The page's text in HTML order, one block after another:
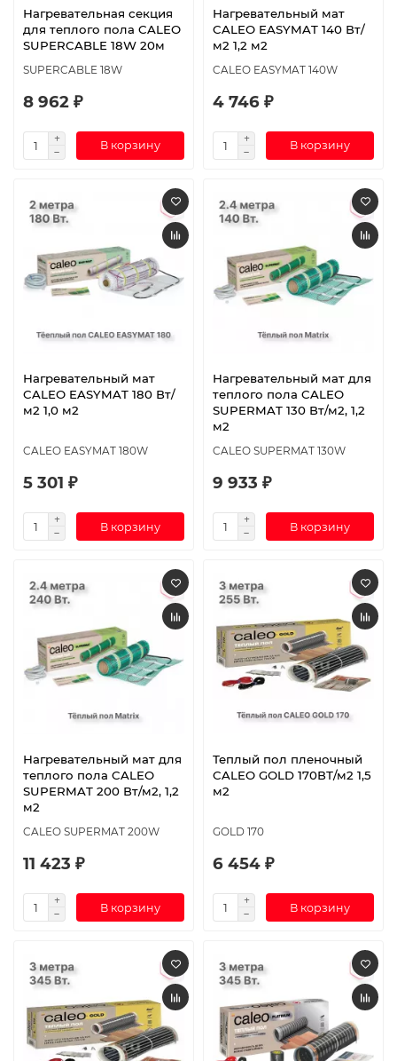
Нагревательная секция
для теплого пола CALEO
SUPERCABLE 18W 20м
SUPERCABLE 18W
8 962 ₽
В корзину
Нагревательный мат
CALEO EASYMAT 140 Вт/
м2 1,2 м2
CALEO EASYMAT 140W
4 746 ₽
В корзину
Нагревательный мат
CALEO EASYMAT 180 Вт/
м2 1,0 м2
CALEO EASYMAT 180W
5 301 ₽
В корзину
Нагревательный мат для
теплого пола CALEO
SUPERMAT 130 Вт/м2, 1,2
м2
CALEO SUPERMAT 130W
9 933 ₽
В корзину
Нагревательный мат для
теплого пола CALEO
SUPERMAT 200 Вт/м2, 1,2
м2
CALEO SUPERMAT 200W
11 423 ₽
В корзину
Теплый пол пленочный
CALEO GOLD 170ВТ/м2 1,5
м2
GOLD 170
6 454 ₽
В корзину